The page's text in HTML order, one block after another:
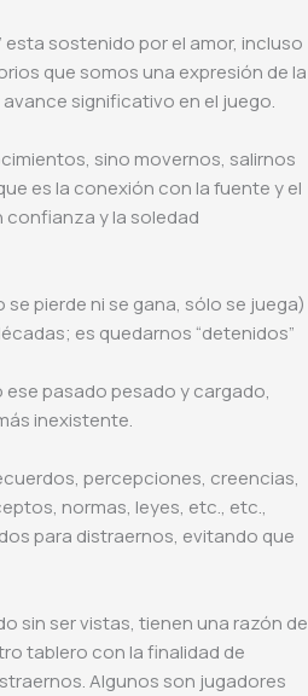
esta sostenido por el amor, incluso
que somos una expresión de la
significativo en el juego.
sino movernos, salirnos
es la conexión con la fuente y el
confianza y la soledad
pierde ni se gana, sólo se juega)
es quedarnos “detenidos”
pasado pesado y cargado,
inexistente.
percepciones, creencias,
normas, leyes, etc., etc.,
para distraernos, evitando que
sin ser vistas, tienen una razón de
tablero con la finalidad de
Algunos son jugadores